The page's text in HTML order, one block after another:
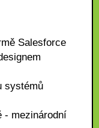
Salesforce
systémů
- mezinárodní